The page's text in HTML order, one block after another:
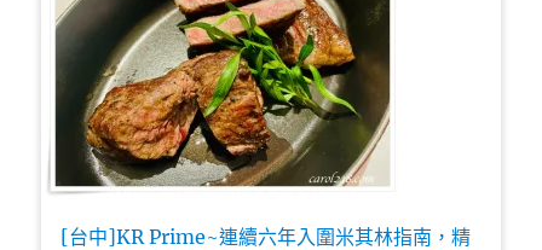
[台中]KR Prime~連續六年入圍米其林指南，精